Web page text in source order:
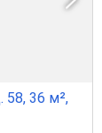
58, 36 м²,